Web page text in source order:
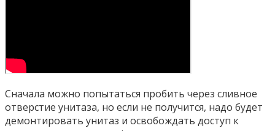
Сначала можно попытаться пробить через сливное
отверстие унитаза, но если не получится, надо будет
демонтировать унитаз и освобождать доступ к